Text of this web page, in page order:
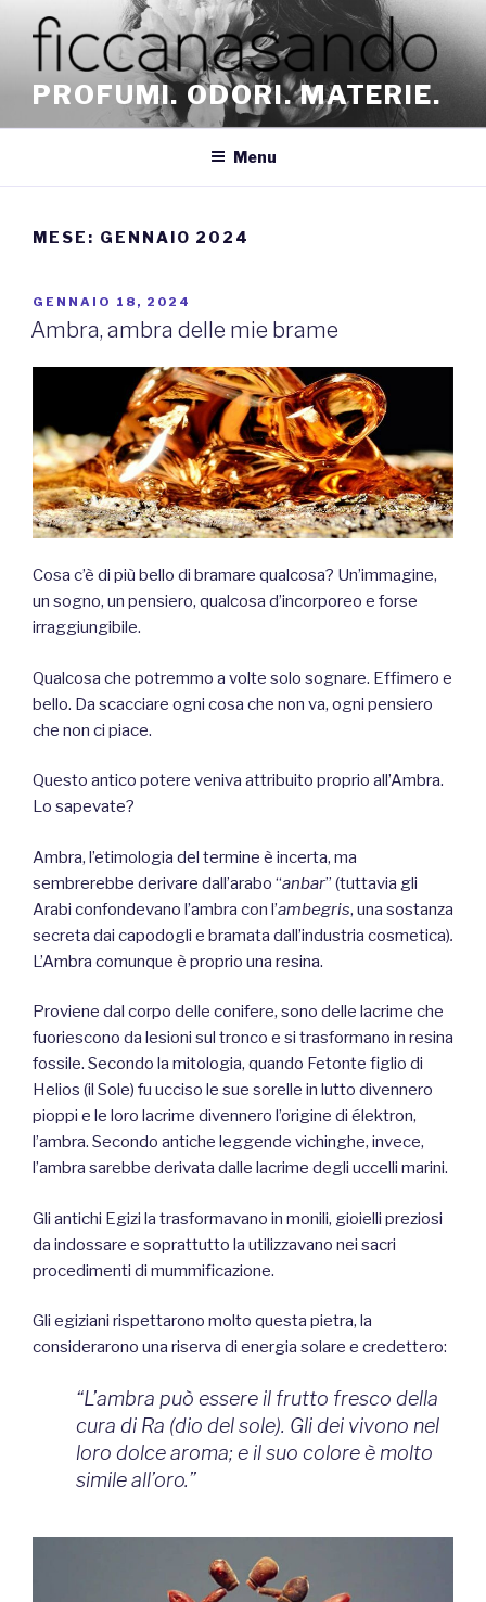
contenuto
PROFUMI. ODORI. MATERIE.
Menu
MESE: GENNAIO 2024
PUBBLICATO
IL
GENNAIO 18, 2024
Ambra, ambra delle mie brame
Cosa c’è di più bello di bramare qualcosa? Un’immagine,
un sogno, un pensiero, qualcosa d’incorporeo e forse
irraggiungibile.
Qualcosa che potremmo a volte solo sognare. Effimero e
bello. Da scacciare ogni cosa che non va, ogni pensiero
che non ci piace.
Questo antico potere veniva attribuito proprio all’Ambra.
Lo sapevate?
Ambra, l’etimologia del termine è incerta, ma
sembrerebbe derivare dall’arabo “anbar” (tuttavia gli
Arabi confondevano l’ambra con l’ambegris, una sostanza
secreta dai capodogli e bramata dall’industria cosmetica).
L’Ambra comunque è proprio una resina.
Proviene dal corpo delle conifere, sono delle lacrime che
fuoriescono da lesioni sul tronco e si trasformano in resina
fossile. Secondo la mitologia, quando Fetonte figlio di
Helios (il Sole) fu ucciso le sue sorelle in lutto divennero
pioppi e le loro lacrime divennero l’origine di élektron,
l’ambra. Secondo antiche leggende vichinghe, invece,
l’ambra sarebbe derivata dalle lacrime degli uccelli marini.
Gli antichi Egizi la trasformavano in monili, gioielli preziosi
da indossare e soprattutto la utilizzavano nei sacri
procedimenti di mummificazione.
Gli egiziani rispettarono molto questa pietra, la
considerarono una riserva di energia solare e credettero:
“L’ambra può essere il frutto fresco della
cura di Ra (dio del sole). Gli dei vivono nel
loro dolce aroma; e il suo colore è molto
simile all’oro.”